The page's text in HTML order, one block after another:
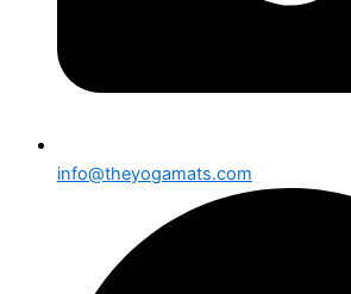
info@theyogamats.com